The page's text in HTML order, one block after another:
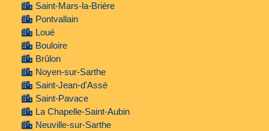
Saint-Mars-la-Brière
Pontvallain
Loué
Bouloire
Brûlon
Noyen-sur-Sarthe
Saint-Jean-d'Assé
Saint-Pavace
La Chapelle-Saint-Aubin
Neuville-sur-Sarthe